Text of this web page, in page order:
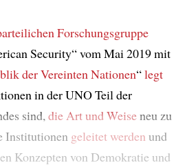
Forschungsgruppe
Security“ vom Mai 2019 mit
der Vereinten Nationen“legt
in der UNO Teil der
sind, die Art und Weiseneu zu
Institutionen geleitet werden und
Konzepten von Demokratie und